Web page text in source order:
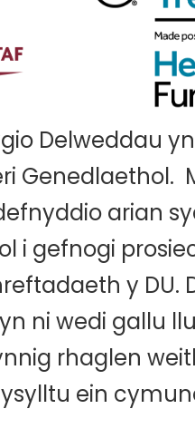
Delweddau
Genedlaethol.
arian
i gefnogi
y DU.
ni wedi gallu
rhaglen
ein